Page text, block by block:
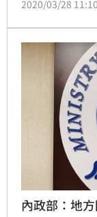
組會議，並請
更新中心以及
動進度將持續
2020/03/28 11:10
內政部：地